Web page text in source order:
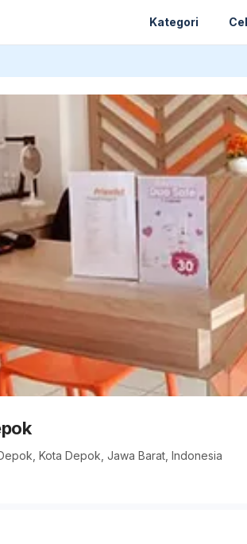
Kategori
Kota Depok, Jawa Barat, Indonesia